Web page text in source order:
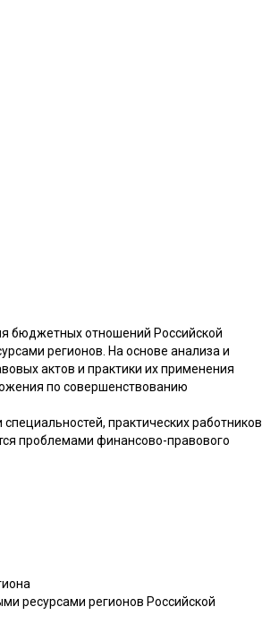
бюджетных отношений Российской
регионов. На основе анализа и
актов и практики их применения
по совершенствованию
практических работников
проблемами финансово-правового
ресурсами регионов Российской